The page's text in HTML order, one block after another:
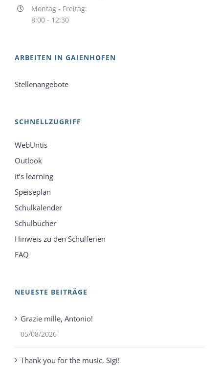
Montag - Freitag:
8:00 - 12:30
ARBEITEN IN GAIENHOFEN
Stellenangebote
SCHNELLZUGRIFF
WebUntis
Outlook
it’s learning
Speiseplan
Schulkalender
Schulbücher
Hinweis zu den Schulferien
FAQ
NEUESTE BEITRÄGE
Grazie mille, Antonio!
05/08/2026
Thank you for the music, Sigi!